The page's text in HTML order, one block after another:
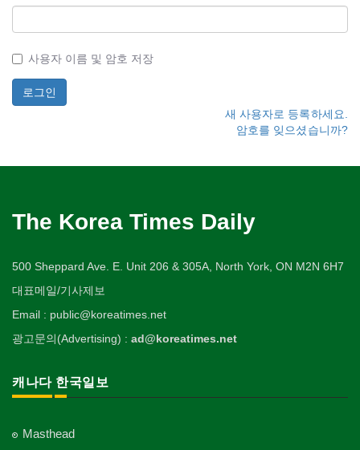
사용자 이름 및 암호 저장
새 사용자로 등록하세요.
암호를 잊으셨습니까?
The Korea Times Daily
500 Sheppard Ave. E. Unit 206 & 305A, North York, ON M2N 6H7
대표메일/기사제보
Email : public@koreatimes.net
광고문의(Advertising) : ad@koreatimes.net
캐나다 한국일보
Masthead